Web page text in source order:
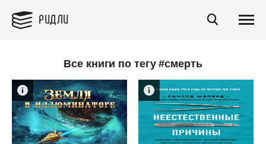
РИДЛИ
Все книги по тегу #смерть